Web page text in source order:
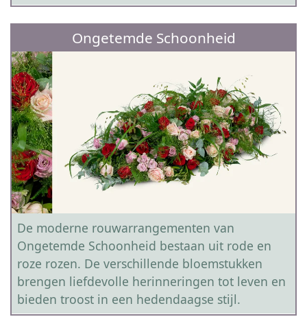
Ongetemde Schoonheid
De moderne rouwarrangementen van
Ongetemde Schoonheid bestaan uit rode en
roze rozen. De verschillende bloemstukken
brengen liefdevolle herinneringen tot leven en
bieden troost in een hedendaagse stijl.